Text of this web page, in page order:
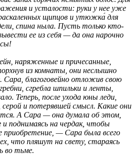
и усталости: руки у нее уже
щипцов и утюжка́ для
спина ныла. Пусть только кто-
ее из себя — да она нарочно
наряженные и причесанные,
из комнаты, они неслышно
Сара, благоговейно отложив свою
сгребла шпильки и ленты,
Теперь, после ухода юны леди,
серой и потерявшей смысл. Какие они
А Сара — она думала об этом,
и поднимаясь на чердак, чтобы
приобретение, — Сара была всего
что пляшут на свету, стараясь
во тьме.